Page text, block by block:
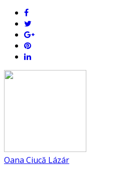
Oana Ciucă Lázár